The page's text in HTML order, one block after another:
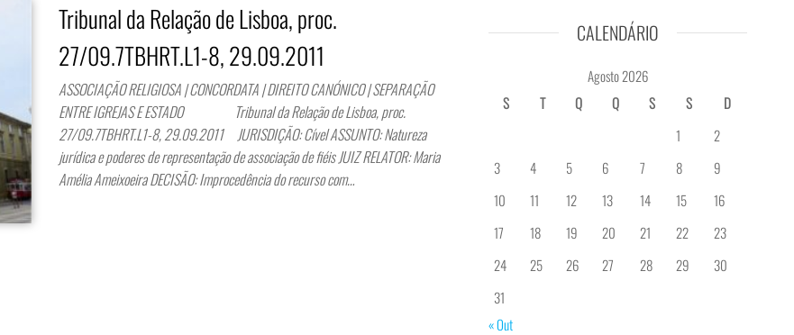
Tribunal da Relação de Lisboa, proc.
27/09.7TBHRT.L1-8, 29.09.2011
ASSOCIAÇÃO RELIGIOSA | CONCORDATA | DIREITO CANÓNICO | SEPARAÇÃO
ENTRE IGREJAS E ESTADO Tribunal da Relação de Lisboa, proc.
27/09.7TBHRT.L1-8, 29.09.2011 JURISDIÇÃO: Cível ASSUNTO: Natureza
jurídica e poderes de representação de associação de fiéis JUIZ RELATOR: Maria
Amélia Ameixoeira DECISÃO: Improcedência do recurso com…
CALENDÁRIO
Agosto 2026
S
T Q Q S S
D
1
2
3
4 5 6 7 8
9
10
11 12 13 14 15
16
17
18 19 20 21 22
23
24
25 26 27 28 29
30
31
« Out